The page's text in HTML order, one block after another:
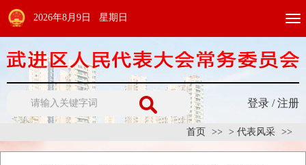
2026年8月9日 星期日
登录 /注册
首页 > 代表风采